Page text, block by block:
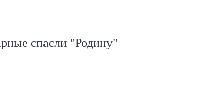
спасли "Родину"